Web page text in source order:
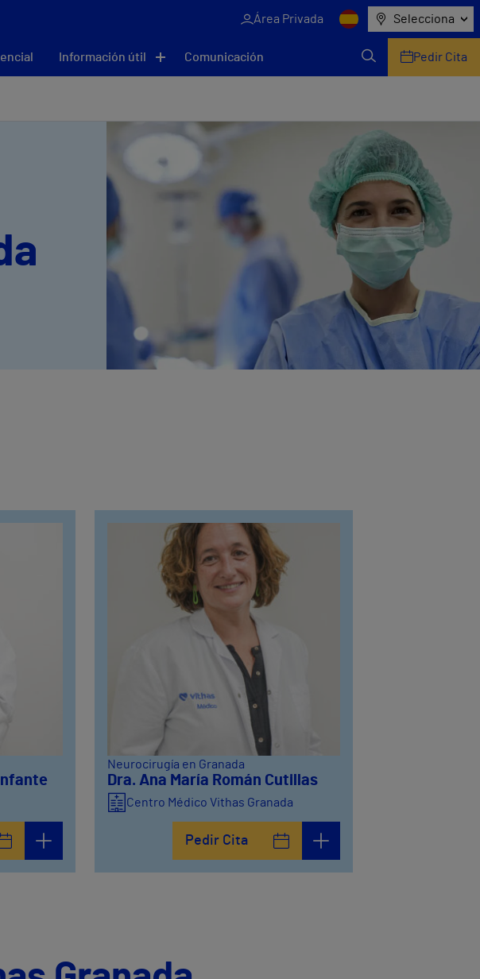
Área Privada Selecciona
Información útil Comunicación Pedir Cita
Neurocirugía en Granada
Dra. Ana María Román Cutillas
Centro Médico Vithas Granada
Pedir Cita